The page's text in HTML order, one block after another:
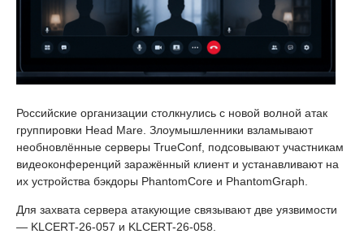
Российские организации столкнулись с новой волной атак
группировки Head Mare. Злоумышленники взламывают
необновлённые серверы TrueConf, подсовывают участникам
видеоконференций заражённый клиент и устанавливают на
их устройства бэкдоры PhantomCore и PhantomGraph.
Для захвата сервера атакующие связывают две уязвимости
— KLCERT-26-057 и KLCERT-26-058.